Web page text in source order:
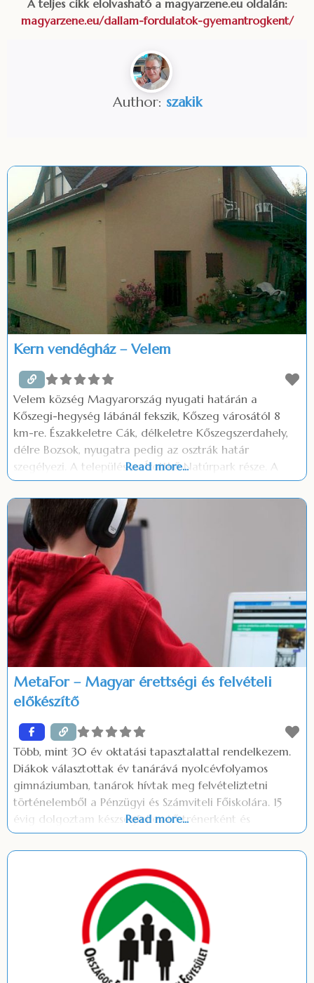
A teljes cikk elolvasható a magyarzene.eu oldalán:
magyarzene.eu/dallam-fordulatok-gyemantrogkent/
Author: szakik
Kern vendégház – Velem
Velem község Magyarország nyugati határán a
Kőszegi-hegység lábánál fekszik, Kőszeg városától 8
km-re. Északkeletre Cák, délkeletre Kőszegszerdahely,
délre Bozsok, nyugatra pedig az osztrák határ
szegélyezi. A település az Írottkő Natúrpark része. A
szálláshelyen: Ingyenes parkolás Ingyenes wifi Szép
kártya elfogadás (OTP, MKB, K&H) Grill és bogrács az
udvaron
Read more...
MetaFor – Magyar érettségi és felvételi
előkészítő
Több, mint 30 év oktatási tapasztalattal rendelkezem.
Diákok választottak év tanárává nyolcévfolyamos
gimnáziumban, tanárok hívtak meg felvételiztetni
történelemből a Pénzügyi és Számviteli Főiskolára. 15
évig dolgoztam készségfejlesztő trénerként és
coachként, így mind a csoportok vezetésében, mind a
páros munkában a közoktatásban szokatlan
tapasztalatra tettem szert. Versíró emberként az
irodalommal a magyartanárok között is különösen
bensőséges viszonyt ápolok, így tapasztalatból tudom,
Read more...